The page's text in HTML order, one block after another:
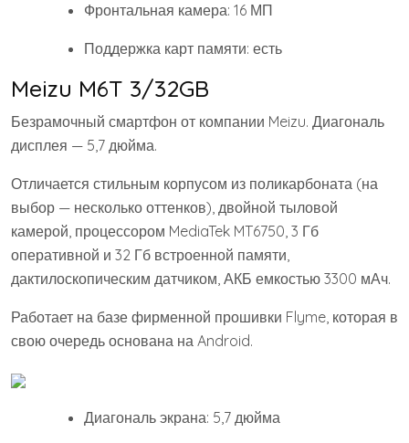
Фронтальная камера: 16 МП
Поддержка карт памяти: есть
Meizu M6T 3/32GB
Безрамочный смартфон от компании Meizu. Диагональ
дисплея — 5,7 дюйма.
Отличается стильным корпусом из поликарбоната (на
выбор — несколько оттенков), двойной тыловой
камерой, процессором MediaTek MT6750, 3 Гб
оперативной и 32 Гб встроенной памяти,
дактилоскопическим датчиком, АКБ емкостью 3300 мАч.
Работает на базе фирменной прошивки Flyme, которая в
свою очередь основана на Android.
Диагональ экрана: 5,7 дюйма